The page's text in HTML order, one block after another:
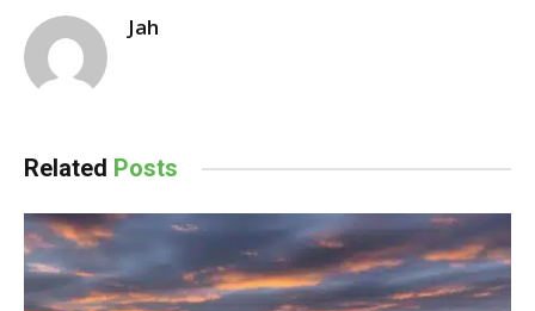
Jah
Related Posts